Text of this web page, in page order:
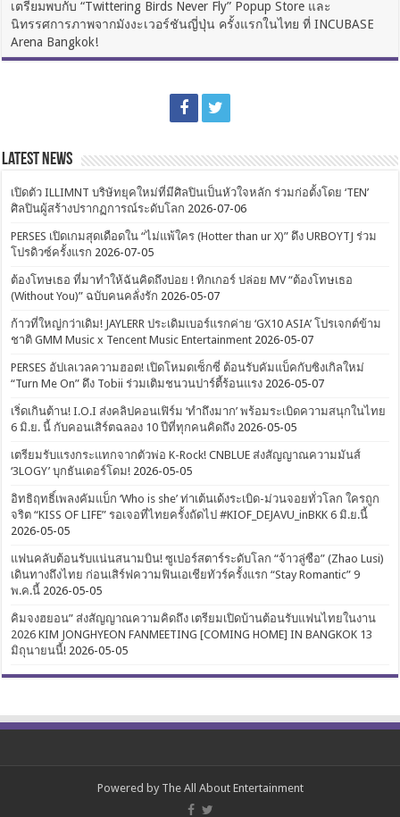
Comments Off
on “Billkin” และ “PP Krit” สองตัวแทนศิลปินไทยสร้างประวัติศาสตร์ร่วมโชว์บนเวทีระดับ
โลก คว้ารางวัลใหญ่ในงาน “TMElive International Music Awards 2025” ที่มาเก๊า
เตรียมพบกับ “Twittering Birds Never Fly” Popup Store และ
นิทรรศการภาพจากมังงะเวอร์ชันญี่ปุ่น ครั้งแรกในไทย ที่ INCUBASE
Arena Bangkok!
2025-08-01
on เตรียมพบกับ “Twittering Birds Never Fly” Popup Store และนิทรรศการภาพจากมัง
งะเวอร์ชันญี่ปุ่น ครั้งแรกในไทย ที่ INCUBASE Arena Bangkok!
Latest News
เปิดตัว ILLIMNT บริษัทยุคใหม่ที่มีศิลปินเป็นหัวใจหลัก ร่วมก่อตั้งโดย ‘TEN’
ศิลปินผู้สร้างปรากฏการณ์ระดับโลก 2026-07-06
PERSES เปิดเกมสุดเดือดใน “ไม่แพ้ใคร (Hotter than ur X)” ดึง URBOYTJ ร่วม
โปรดิวซ์ครั้งแรก 2026-07-05
ต้องโทษเธอ ที่มาทำให้ฉันคิดถึงบ่อย ! ทิกเกอร์ ปล่อย MV “ต้องโทษเธอ
(Without You)” ฉบับคนคลั่งรัก 2026-05-07
ก้าวที่ใหญ่กว่าเดิม! JAYLERR ประเดิมเบอร์แรกค่าย ‘GX10 ASIA’ โปรเจกต์ข้าม
ชาติ GMM Music x Tencent Music Entertainment 2026-05-07
PERSES อัปเลเวลความฮอต! เปิดโหมดเซ็กซี่ ต้อนรับคัมแบ็คกับซิงเกิลใหม่
“Turn Me On” ดึง Tobii ร่วมเติมชนวนปาร์ตี้ร้อนแรง 2026-05-07
เริ่ดเกินต้าน! I.O.I ส่งคลิปคอนเฟิร์ม ‘ทำถึงมาก’ พร้อมระเบิดความสนุกในไทย
6 มิ.ย. นี้ กับคอนเสิร์ตฉลอง 10 ปีที่ทุกคนคิดถึง 2026-05-05
เตรียมรับแรงกระแทกจากตัวพ่อ K-Rock! CNBLUE ส่งสัญญาณความมันส์
‘3LOGY’ บุกธันเดอร์โดม! 2026-05-05
อิทธิฤทธิ์เพลงคัมแบ็ก ‘Who is she’ ท่าเต้นเด้งระเบิด-ม่วนจอยทั่วโลก ใครถูก
จริต “KISS OF LIFE” รอเจอที่ไทยครั้งถัดไป #KIOF_DEJAVU_inBKK 6 มิ.ย.นี้
2026-05-05
แฟนคลับต้อนรับแน่นสนามบิน! ซูเปอร์สตาร์ระดับโลก “จ้าวลู่ซือ” (Zhao Lusi)
เดินทางถึงไทย ก่อนเสิร์ฟความฟินเอเชียทัวร์ครั้งแรก “Stay Romantic” 9
พ.ค.นี้ 2026-05-05
คิมจงฮยอน” ส่งสัญญาณความคิดถึง เตรียมเปิดบ้านต้อนรับแฟนไทยในงาน
2026 KIM JONGHYEON FANMEETING [COMING HOME] IN BANGKOK 13
มิถุนายนนี้! 2026-05-05
Powered by The All About Entertainment